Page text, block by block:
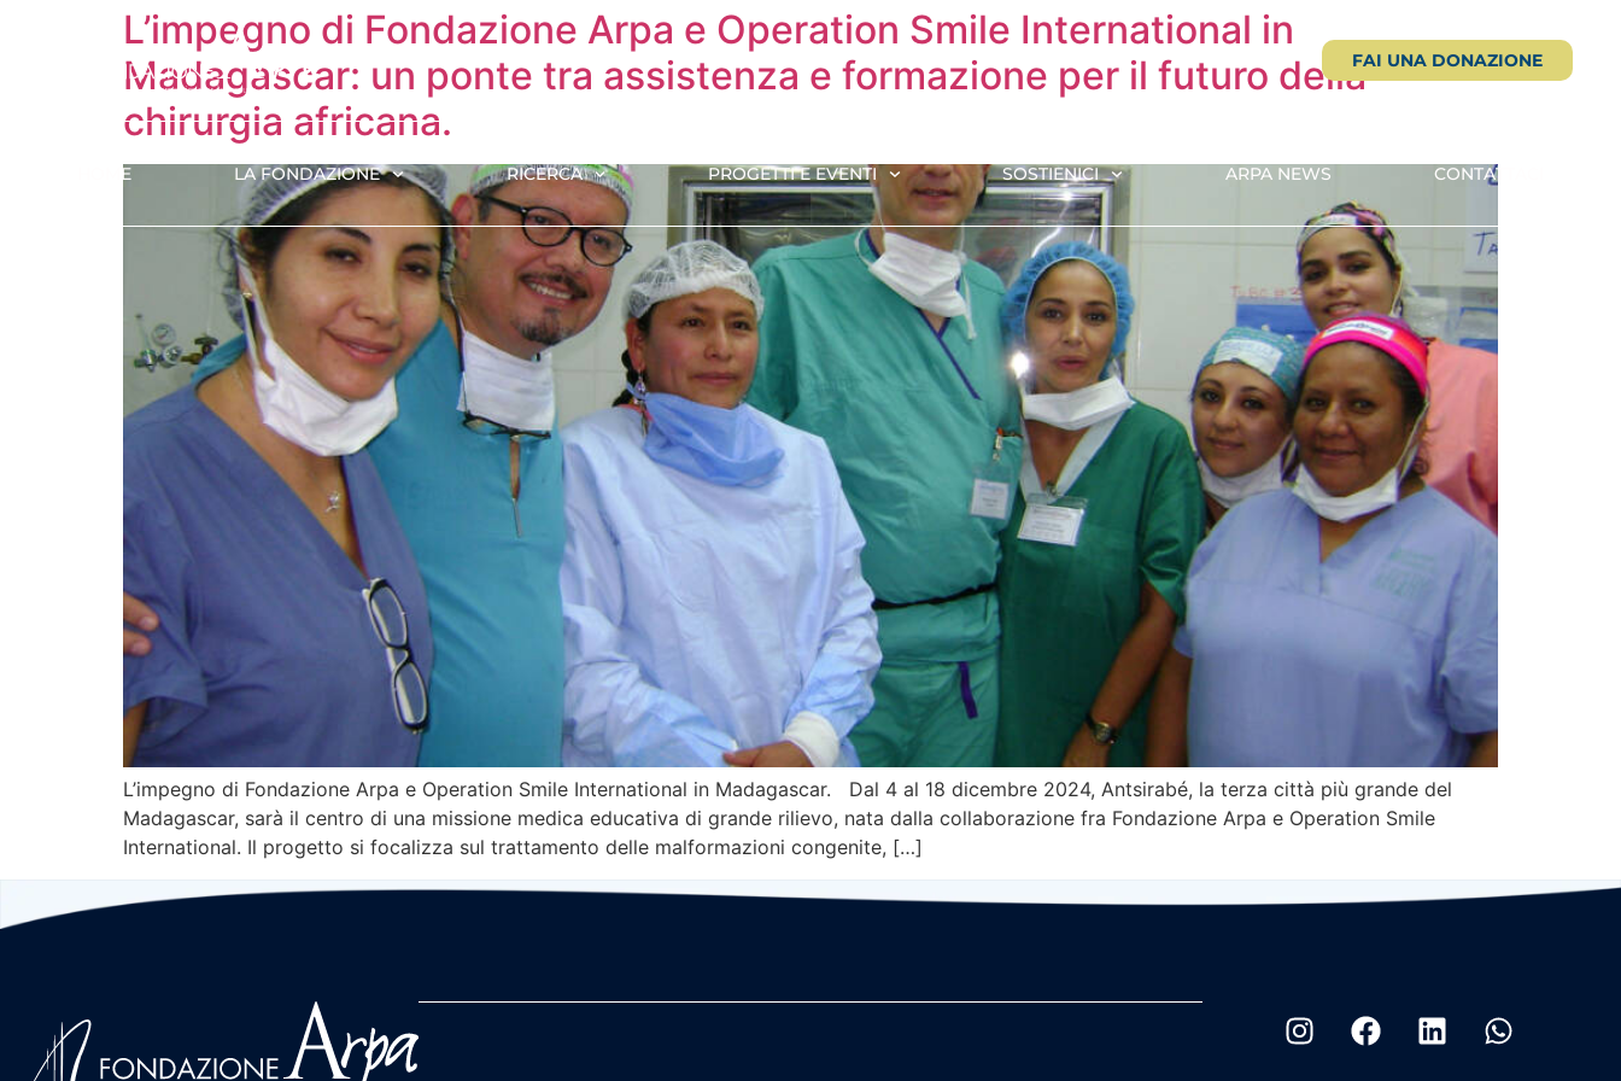
FAI UNA DONAZIONE
HOME LA FONDAZIONE RICERCA PROGETTI E EVENTI SOSTIENICI ARPA NEWS CONTATTACI
L’impegno di Fondazione Arpa e Operation Smile International in
Madagascar: un ponte tra assistenza e formazione per il futuro della
chirurgia africana.
L’impegno di Fondazione Arpa e Operation Smile International in Madagascar. Dal 4 al 18 dicembre 2024, Antsirabé, la terza città più grande del
Madagascar, sarà il centro di una missione medica educativa di grande rilievo, nata dalla collaborazione fra Fondazione Arpa e Operation Smile
International. Il progetto si focalizza sul trattamento delle malformazioni congenite, […]